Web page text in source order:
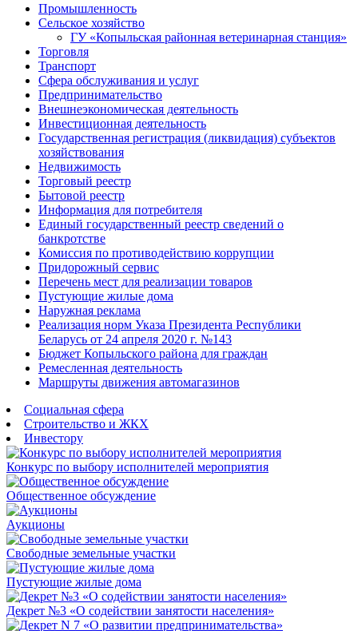
Промышленность
Сельское хозяйство
ГУ «Копыльская районная ветеринарная станция»
Торговля
Транспорт
Сфера обслуживания и услуг
Предпринимательство
Внешнеэкономическая деятельность
Инвестиционная деятельность
Государственная регистрация (ликвидация) субъектов
хозяйствования
Недвижимость
Торговый реестр
Бытовой реестр
Информация для потребителя
Единый государственный реестр сведений о
банкротстве
Комиссия по противодействию коррупции
Придорожный сервис
Перечень мест для реализации товаров
Пустующие жилые дома
Наружная реклама
Реализация норм Указа Президента Республики
Беларусь от 24 апреля 2020 г. №143
Бюджет Копыльского района для граждан
Ремесленная деятельность
Маршруты движения автомагазинов
Социальная сфера
Строительство и ЖКХ
Инвестору
Конкурс по выбору исполнителей мероприятия
Общественное обсуждение
Аукционы
Свободные земельные участки
Пустующие жилые дома
Декрет №3 «О содействии занятости населения»